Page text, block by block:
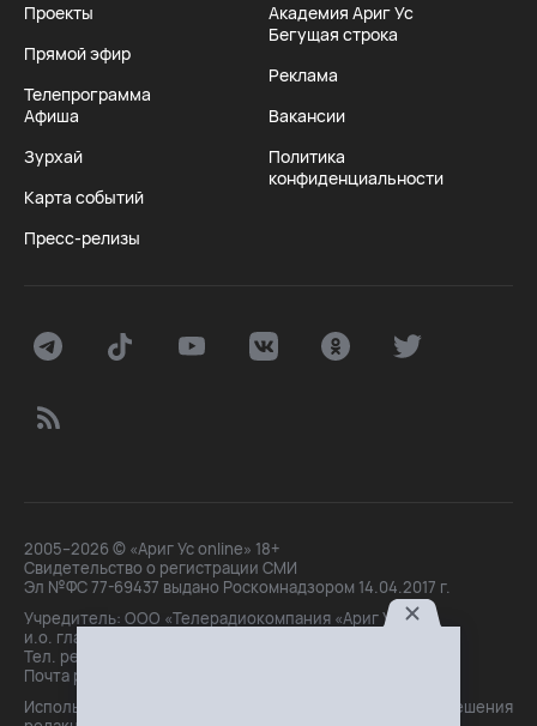
Проекты
Прямой эфир
Телепрограмма
Афиша
Зурхай
Карта событий
Пресс-релизы
Академия Ариг Ус
Бегущая строка
Реклама
Вакансии
Политика
конфиденциальности
2005–2026 © «Ариг Ус online» 18+
Свидетельство о регистрации СМИ
Эл №ФС 77-69437 выдано Роскомнадзором 14.04.2017 г.
Учредитель: ООО «Телерадиокомпания «Ариг Ус»,
и.о. главного редактора: Маханова О.Б.
Тел. peдakции: +7(3012)21-30-14,
Почта peдakции: editor@arigus.tv
Использование материалов только с письменного разрешения